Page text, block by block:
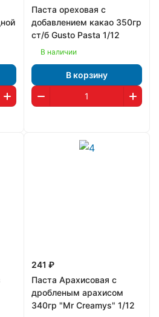
Паста ореховая с
добавлением какао 350гр
ст/б Gusto Pasta 1/12
В наличии
В корзину
241 ₽
Паста Арахисовая с
дробленым арахисом
340гр "Mr Creamys" 1/12